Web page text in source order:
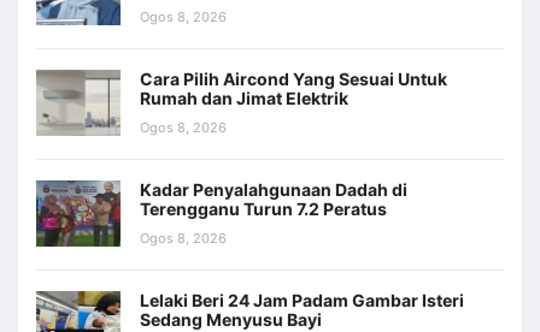
Ogos 8, 2026
Cara Pilih Aircond Yang Sesuai Untuk
Rumah dan Jimat Elektrik
Ogos 8, 2026
Kadar Penyalahgunaan Dadah di
Terengganu Turun 7.2 Peratus
Ogos 8, 2026
Lelaki Beri 24 Jam Padam Gambar Isteri
Sedang Menyusu Bayi